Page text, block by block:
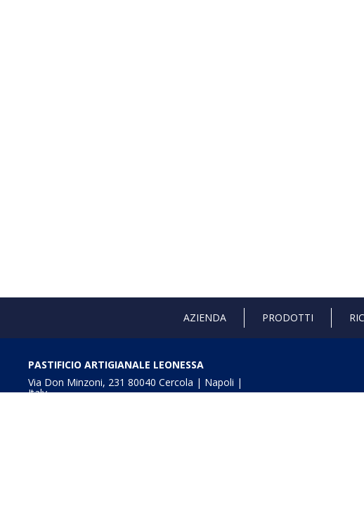
AZIENDA PRODOTTI
PASTIFICIO ARTIGIANALE LEONESSA
Via Don Minzoni, 231 80040 Cercola | Napoli |
Italy